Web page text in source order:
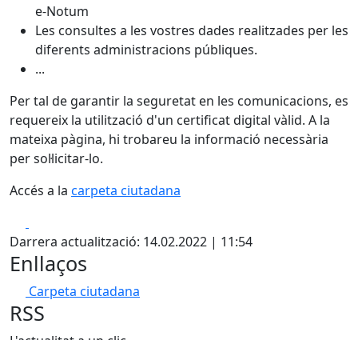
e-Notum
Les consultes a les vostres dades realitzades per les
diferents administracions públiques.
...
Per tal de garantir la seguretat en les comunicacions, es
requereix la utilització d'un certificat digital vàlid. A la
mateixa pàgina, hi trobareu la informació necessària
per sol·licitar-lo.
Accés a la carpeta ciutadana
Darrera actualització: 14.02.2022 | 11:54
Enllaços
Carpeta ciutadana
RSS